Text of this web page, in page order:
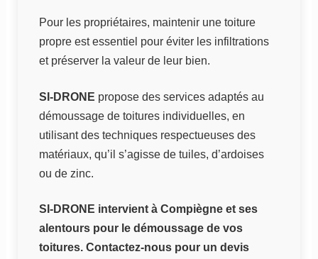
Pour les propriétaires, maintenir une toiture
propre est essentiel pour éviter les infiltrations
et préserver la valeur de leur bien.
SI-DRONE propose des services adaptés au
démoussage de toitures individuelles, en
utilisant des techniques respectueuses des
matériaux, qu’il s’agisse de tuiles, d’ardoises
ou de zinc.
SI-DRONE intervient à Compiègne et ses
alentours pour le démoussage de vos
toitures. Contactez-nous pour un devis